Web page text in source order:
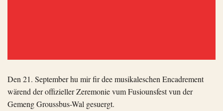
Den 21. September hu mir fir dee musikaleschen Encadrement
wärend der offizieller Zeremonie vum Fusiounsfest vun der
Gemeng Groussbus-Wal gesuergt.